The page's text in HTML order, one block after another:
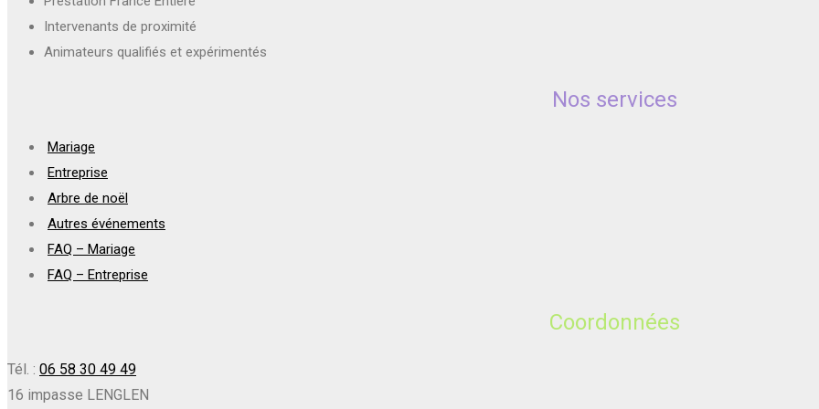
Intervenants de proximité
Animateurs qualifiés et expérimentés
Nos services
Mariage
Entreprise
Arbre de noël
Autres événements
FAQ – Mariage
FAQ – Entreprise
Coordonnées
Tél. : 06 58 30 49 49
16 impasse LENGLEN